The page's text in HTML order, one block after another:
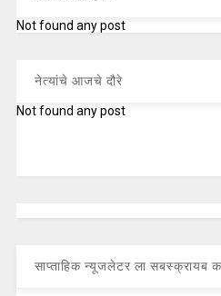
Not found any post
नेत्यांचे आजचे दौरे
Not found any post
साप्ताहिक न्यूजलेटर ला सबस्क्रायब